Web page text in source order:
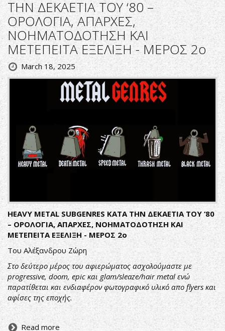
ΤΗΝ ΔΕΚΑΕΤΙΑ ΤΟΥ ‘80 –
ΟΡΟΛΟΓΙΑ, ΑΠΑΡΧΕΣ,
ΝΟΗΜΑΤΟΔΟΤΗΣΗ ΚΑΙ
ΜΕΤΕΠΕΙΤΑ ΕΞΕΛΙΞΗ - ΜΕΡΟΣ 2ο
March 18, 2025
HEAVY METAL SUBGENRES ΚΑΤΑ ΤΗΝ ΔΕΚΑΕΤΙΑ ΤΟΥ ‘80
– ΟΡΟΛΟΓΙΑ, ΑΠΑΡΧΕΣ, ΝΟΗΜΑΤΟΔΟΤΗΣΗ ΚΑΙ
ΜΕΤΕΠΕΙΤΑ ΕΞΕΛΙΞΗ - ΜΕΡΟΣ 2ο
Του Αλέξανδρου Ζώρη
Στο δεύτερο μέρος του αφιερώματος ασχολούμαστε με
progressive, doom, epic και glam/sleaze/hair metal ενώ
παρατίθεται και ενδιαφέρον φωτογραφικό υλικό απο flyers και
αφίσες της εποχής.
Read more